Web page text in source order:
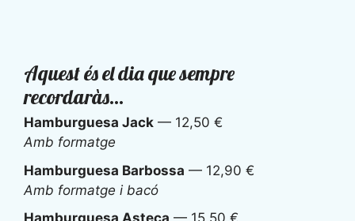
Aquest és el dia que sempre
recordaràs…
Hamburguesa Jack — 12,50 €
Amb formatge
Hamburguesa Barbossa — 12,90 €
Amb formatge i bacó
Hamburguesa Asteca — 15,50 €